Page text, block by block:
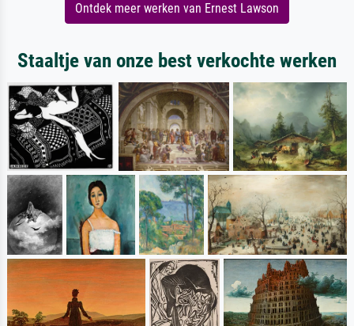
Ontdek meer werken van Ernest Lawson
Staaltje van onze best verkochte werken